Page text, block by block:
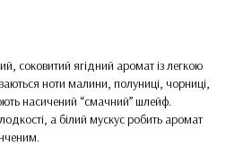
соковитий ягідний аромат із легкою
ноти малини, полуниці, чорниці,
насичений “смачний” шлейф.
а білий мускус робить аромат